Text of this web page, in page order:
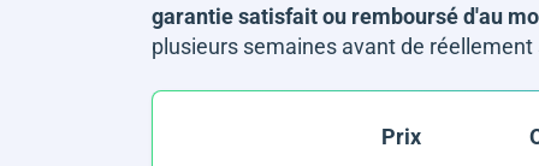
garantie satisfait ou remboursé d'au
plusieurs semaines avant de
Prix